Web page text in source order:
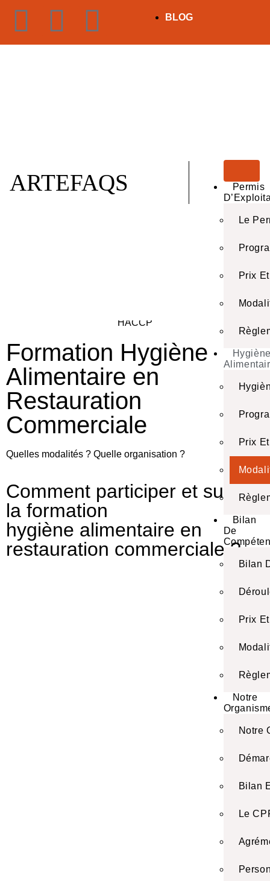
BLOG
ARTEFAQS
Permis
Le
Prix
Prix
Bilan
De
Bilan
Prix
Notre
Notre
Bilan
Le
Formation Hygiène
Alimentaire en
Restauration
Commerciale
Quelles modalités ? Quelle organisation ?
Comment participer et suivre
la formation
hygiène alimentaire en
restauration commerciale ?